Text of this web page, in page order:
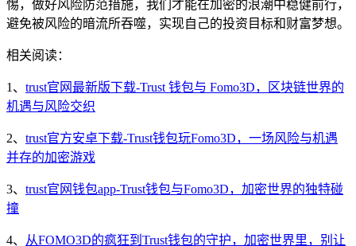
惕，做好风险防范措施，我们才能在加密的浪潮中稳健前行，
避免被风险的暗流所吞噬，实现自己的投资目标和财富梦想。
相关阅读：
1、 trust官网最新版下载-Trust 钱包与 Fomo3D，区块链世界的
机遇与风险交织
2、 trust官方安卓下载-Trust钱包玩Fomo3D，一场风险与机遇
并存的加密游戏
3、 trust官网钱包app-Trust钱包与Fomo3D，加密世界的独特碰
撞
4、 从FOMO3D的疯狂到Trust钱包的守护，加密世界里，别让